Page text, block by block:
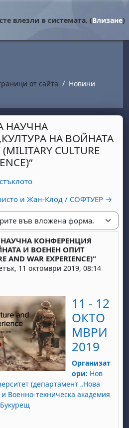
влезли в системата. (Влизане)
от сайта Новини
НАУЧНА
НА ВОЙНАТА
CULTURE
и Жан-Клод / СОФТУЕР →
КОНФЕРЕНЦИЯ
И ВОЕНЕН ОПИТ
AND WAR EXPERIENCE)“
11 октомври 2019, 08:14
11 - 12
ОКТО
МВРИ
2019
Организат
ори: Нов
(департамент „Нова
и Военно-техническа академия